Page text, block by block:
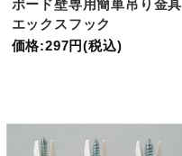
ボード壁専用簡単吊り金具
エックスフック
価格:297円(税込)